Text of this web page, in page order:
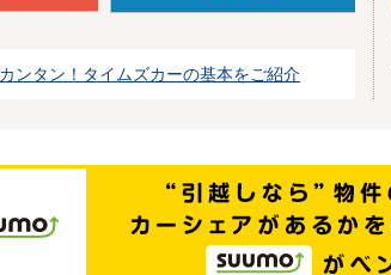
ンタン！タイムズカーの基本をご紹介